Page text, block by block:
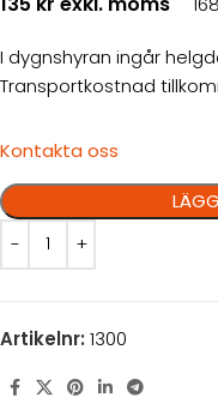
I dygnshyran ingår
Transportkostnad
Kontakta oss
Artikelnr: 1300